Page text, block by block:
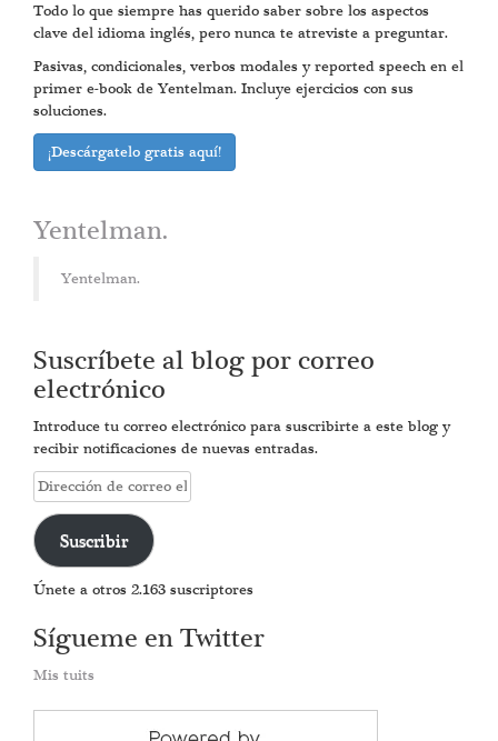
Todo lo que siempre has querido saber sobre los aspectos
clave del idioma inglés, pero nunca te atreviste a preguntar.
Pasivas, condicionales, verbos modales y reported speech en el
primer e-book de Yentelman. Incluye ejercicios con sus
soluciones.
¡Descárgatelo gratis aquí!
Yentelman.
Yentelman.
Suscríbete al blog por correo
electrónico
Introduce tu correo electrónico para suscribirte a este blog y
recibir notificaciones de nuevas entradas.
Dirección
de
correo
electrónico
Suscribir
Únete a otros 2.163 suscriptores
Sígueme en Twitter
Mis tuits